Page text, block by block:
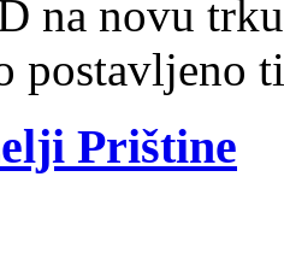
na novu
postavljeno
Prištine